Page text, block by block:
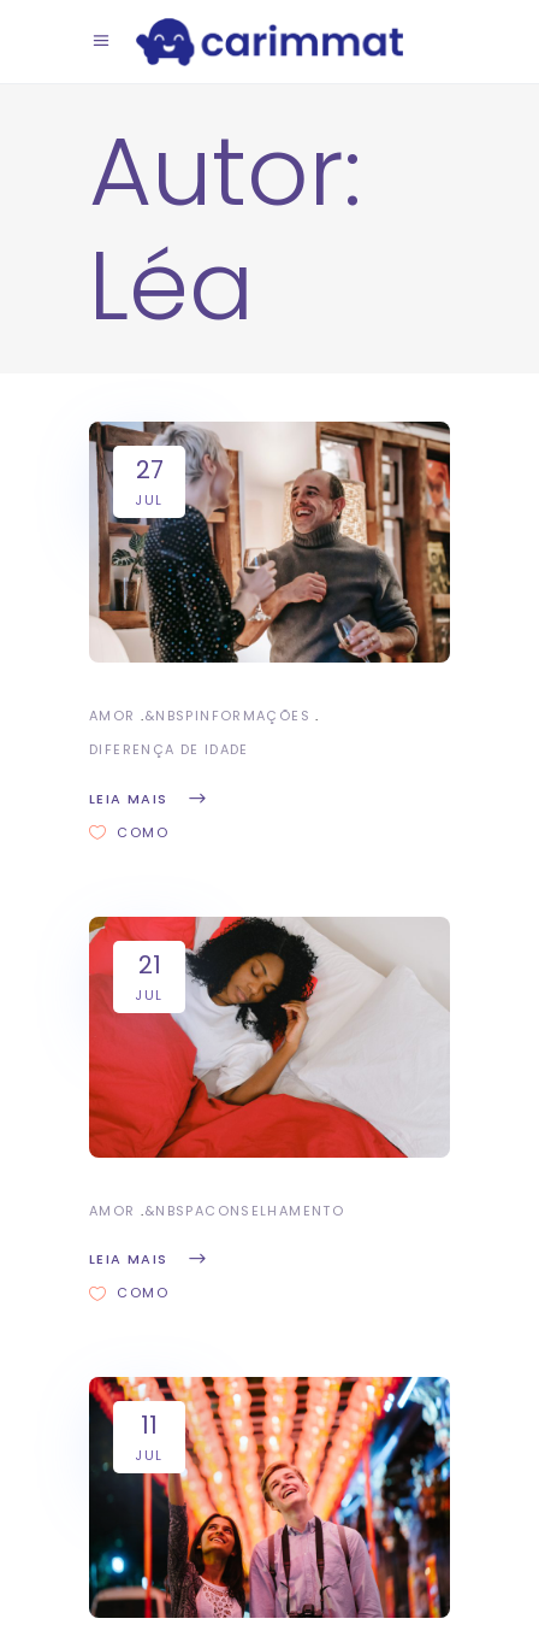
Autor:
Léa
27
JUL
AMOR &NBSPINFORMAÇÕES
DIFERENÇA DE IDADE
LEIA MAIS
COMO
21
JUL
AMOR &NBSPACONSELHAMENTO
LEIA MAIS
COMO
11
JUL